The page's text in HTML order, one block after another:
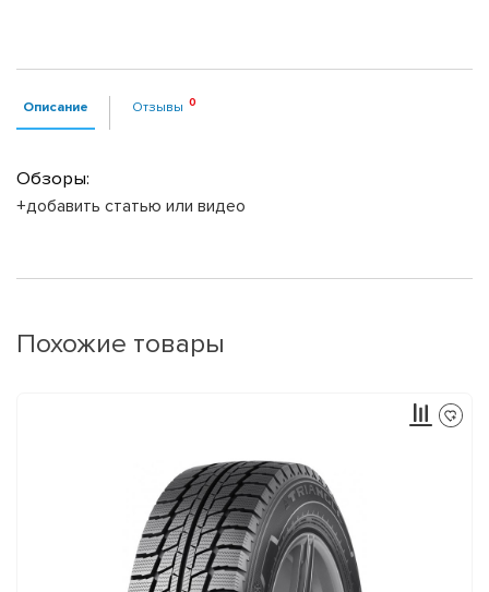
Описание Отзывы
Обзоры:
+добавить статью или видео
Похожие товары